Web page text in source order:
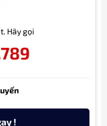
Hãy gọi
!